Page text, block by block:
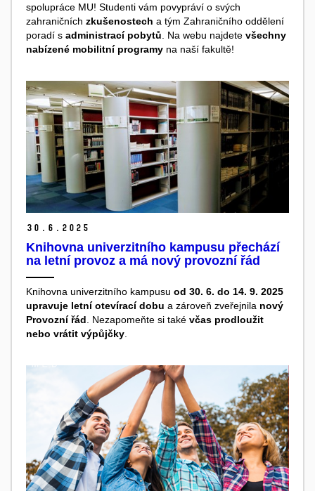
spolupráce MU! Studenti vám povypráví o svých
zahraničních zkušenostech a tým Zahraničního oddělení
poradí s administrací pobytů. Na webu najdete všechny
nabízené mobilitní programy na naší fakultě!
30. 6. 2025
Knihovna univerzitního kampusu přechází
na letní provoz a má nový provozní řád
Knihovna univerzitního kampusu od 30. 6. do 14. 9. 2025
upravuje letní otevírací dobu a zároveň zveřejnila nový
Provozní řád . Nezapomeňte si také včas prodloužit
nebo vrátit výpůjčky